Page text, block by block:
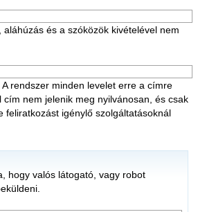
és a szóközök kivételével nem
rendszer minden levelet erre a címre
cím nem jelenik meg nyilvánosan, és csak
feliratkozást igénylő szolgáltatásoknál
hogy valós látogató, vagy robot